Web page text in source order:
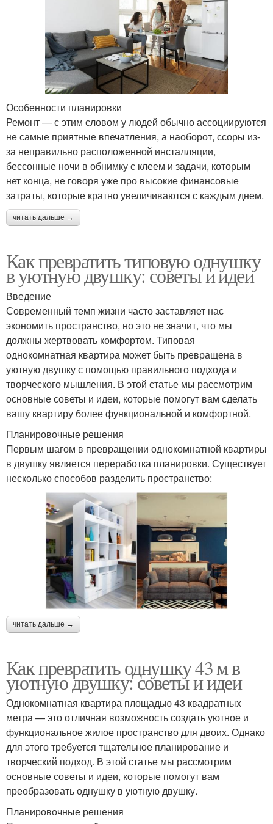
Особенности планировки
Ремонт — с этим словом у людей обычно ассоциируются
не самые приятные впечатления, а наоборот, ссоры из-
за неправильно расположенной инсталляции,
бессонные ночи в обнимку с клеем и задачи, которым
нет конца, не говоря уже про высокие финансовые
затраты, которые кратно увеличиваются с каждым днем.
читать дальше →
Как превратить типовую однушку
в уютную двушку: советы и идеи
Введение
Современный темп жизни часто заставляет нас
экономить пространство, но это не значит, что мы
должны жертвовать комфортом. Типовая
однокомнатная квартира может быть превращена в
уютную двушку с помощью правильного подхода и
творческого мышления. В этой статье мы рассмотрим
основные советы и идеи, которые помогут вам сделать
вашу квартиру более функциональной и комфортной.
Планировочные решения
Первым шагом в превращении однокомнатной квартиры
в двушку является переработка планировки. Существует
несколько способов разделить пространство:
читать дальше →
Как превратить однушку 43 м в
уютную двушку: советы и идеи
Однокомнатная квартира площадью 43 квадратных
метра — это отличная возможность создать уютное и
функциональное жилое пространство для двоих. Однако
для этого требуется тщательное планирование и
творческий подход. В этой статье мы рассмотрим
основные советы и идеи, которые помогут вам
преобразовать однушку в уютную двушку.
Планировочные решения